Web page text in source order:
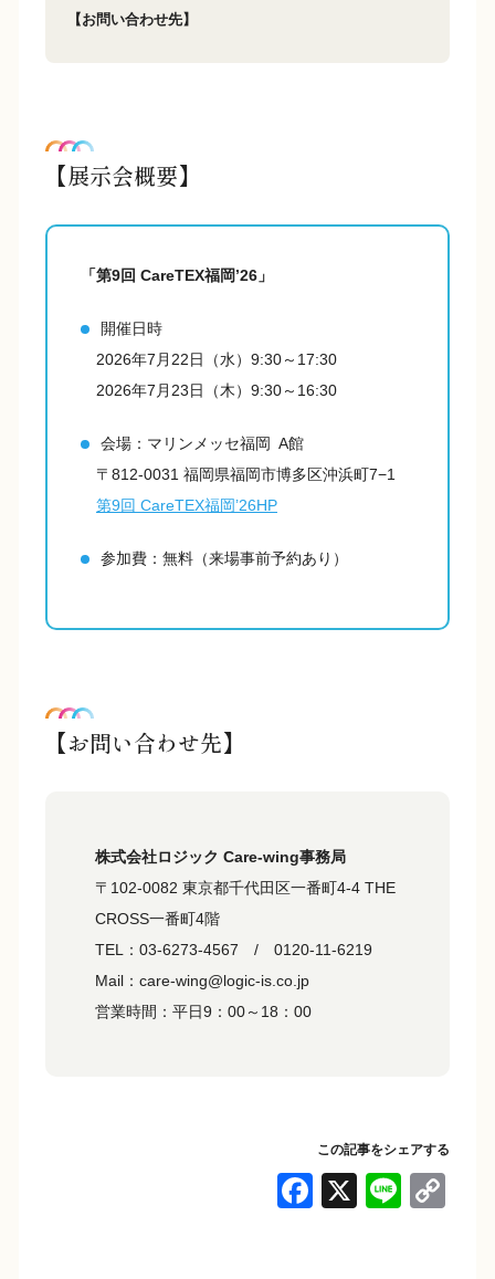
【お問い合わせ先】
【展示会概要】
「第9回 CareTEX福岡’26」
開催日時
2026年7月22日（水）9:30～17:30
2026年7月23日（木）9:30～16:30
会場：マリンメッセ福岡 A館
〒812-0031 福岡県福岡市博多区沖浜町7−1
第9回 CareTEX福岡’26HP
参加費：無料（来場事前予約あり）
【お問い合わせ先】
株式会社ロジック Care-wing事務局
〒102-0082 東京都千代田区一番町4-4 THE
CROSS一番町4階
TEL：03-6273-4567 / 0120-11-6219
Mail：care-wing@logic-is.co.jp
営業時間：平日9：00～18：00
この記事をシェアする
F X Li